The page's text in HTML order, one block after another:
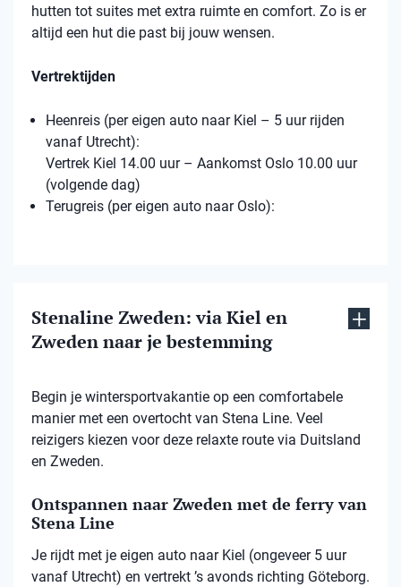
hutten tot suites met extra ruimte en comfort. Zo is er
altijd een hut die past bij jouw wensen.
Vertrektijden
Heenreis (per eigen auto naar Kiel – 5 uur rijden
vanaf Utrecht):
Vertrek Kiel 14.00 uur – Aankomst Oslo 10.00 uur
(volgende dag)
Terugreis (per eigen auto naar Oslo):
Stenaline Zweden: via Kiel en
Zweden naar je bestemming
Begin je wintersportvakantie op een comfortabele
manier met een overtocht van Stena Line. Veel
reizigers kiezen voor deze relaxte route via Duitsland
en Zweden.
Ontspannen naar Zweden met de ferry van
Stena Line
Je rijdt met je eigen auto naar Kiel (ongeveer 5 uur
vanaf Utrecht) en vertrekt ’s avonds richting Göteborg.